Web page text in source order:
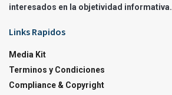
interesados en la objetividad informativa.
Links Rapidos
Media Kit
Terminos y Condiciones
Compliance & Copyright